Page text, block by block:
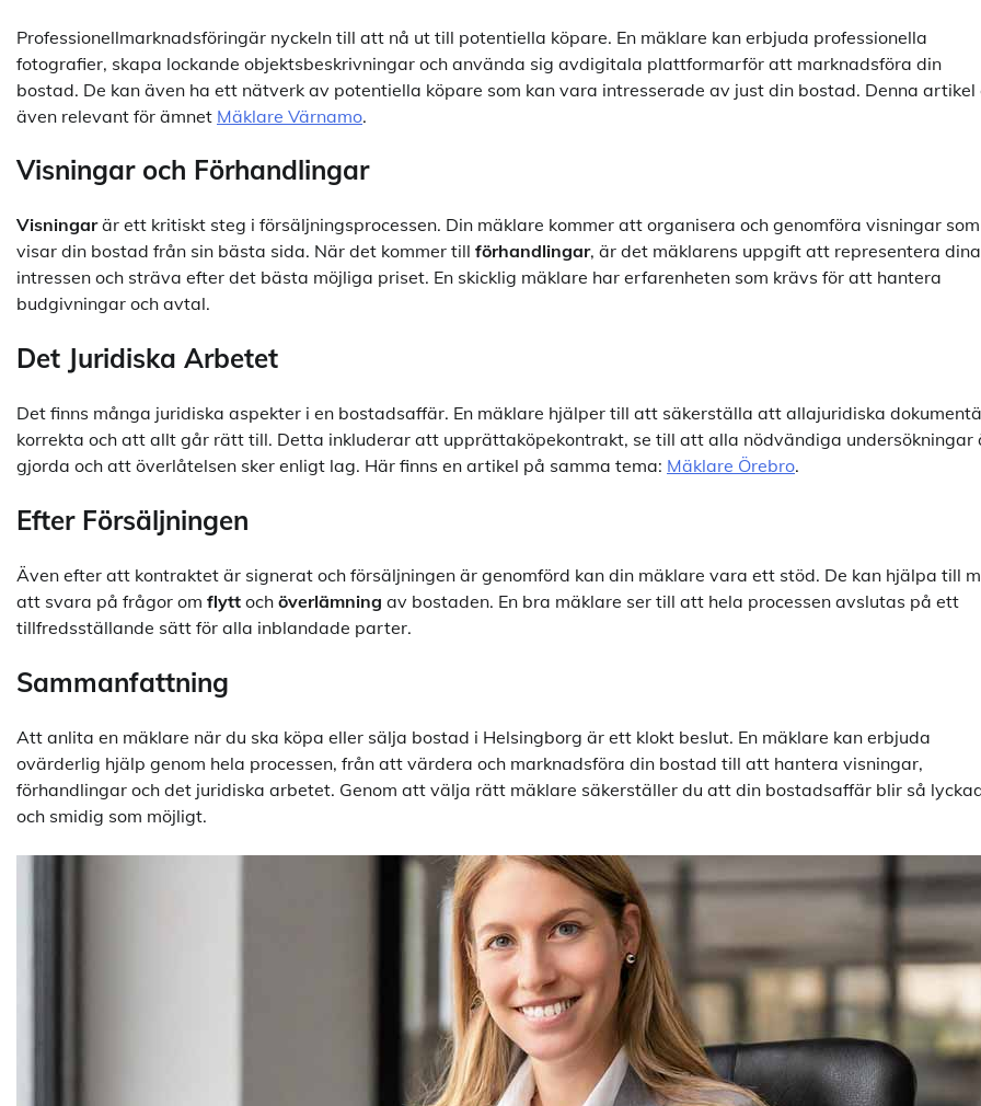
Professionellmarknadsföringär nyckeln till att nå ut till potentiella köpare. En mäklare kan erbjuda professionella
fotografier, skapa lockande objektsbeskrivningar och använda sig avdigitala plattformarför att marknadsföra din
bostad. De kan även ha ett nätverk av potentiella köpare som kan vara intresserade av just din bostad. Denna artikel
även relevant för ämnet Mäklare Värnamo.
Visningar och Förhandlingar
Visningarär ett kritiskt steg i försäljningsprocessen. Din mäklare kommer att organisera och genomföra visningar som
visar din bostad från sin bästa sida. När det kommer till förhandlingar, är det mäklarens uppgift att representera dina
intressen och sträva efter det bästa möjliga priset. En skicklig mäklare har erfarenheten som krävs för att hantera
budgivningar och avtal.
Det Juridiska Arbetet
Det finns många juridiska aspekter i en bostadsaffär. En mäklare hjälper till att säkerställa att allajuridiska
korrekta och att allt går rätt till. Detta inkluderar att upprättaköpekontrakt, se till att alla nödvändiga undersökningar
gjorda och att överlåtelsen sker enligt lag. Här finns en artikel på samma tema: Mäklare Örebro.
Efter Försäljningen
Även efter att kontraktet är signerat och försäljningen är genomförd kan din mäklare vara ett stöd. De kan hjälpa till
att svara på frågor om flytt och överlämning av bostaden. En bra mäklare ser till att hela processen avslutas på ett
tillfredsställande sätt för alla inblandade parter.
Sammanfattning
Att anlita en mäklare när du ska köpa eller sälja bostad i Helsingborg är ett klokt beslut. En mäklare kan erbjuda
ovärderlig hjälp genom hela processen, från att värdera och marknadsföra din bostad till att hantera visningar,
förhandlingar och det juridiska arbetet. Genom att välja rätt mäklare säkerställer du att din bostadsaffär blir så
och smidig som möjligt.